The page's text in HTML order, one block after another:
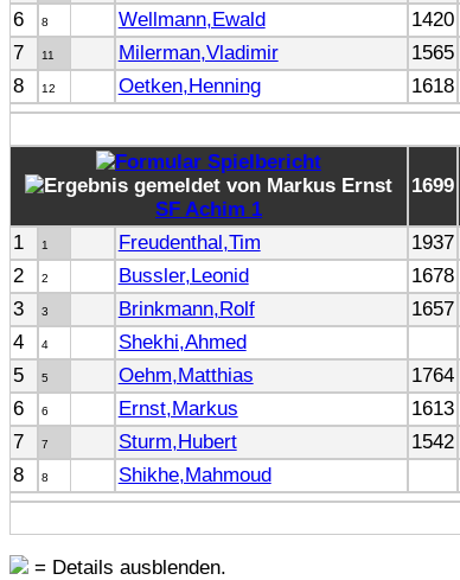
6
8 Wellmann,Ewald 1420
7
11 Milerman,Vladimir 1565
8
12 Oetken,Henning 1618
SF Achim 1
1699
1 1 Freudenthal,Tim 1937
2
2 Bussler,Leonid 1678
3
3 Brinkmann,Rolf 1657
4
4 Shekhi,Ahmed
5
5 Oehm,Matthias 1764
6
6 Ernst,Markus 1613
7
7 Sturm,Hubert 1542
8
8 Shikhe,Mahmoud
= Details ausblenden.